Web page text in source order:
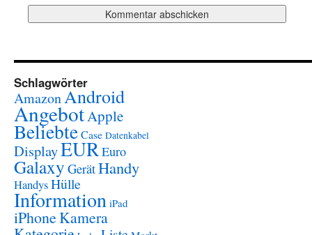
Schlagwörter
AmazonAndroid
AngebotApple
BeliebteCase Datenkabel
DisplayEUREuro
Galaxy GerätHandy
HandysHülle
Information iPad
iPhoneKamera